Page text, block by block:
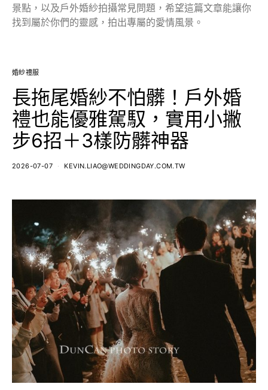
景點，以及戶外婚紗拍攝常見問題，希望這篇文章能讓你
找到屬於你們的靈感，拍出專屬的愛情風景。
婚紗禮服
長拖尾婚紗不怕髒！戶外婚
禮也能優雅駕馭，實用小撇
步6招＋3樣防髒神器
2026-07-07 KEVIN.LIAO@WEDDINGDAY.COM.TW